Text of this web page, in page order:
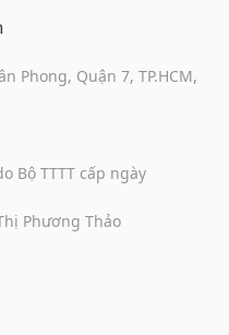
Phong, Quận 7, TP.HCM,
Bộ TTTT cấp ngày
Phương Thảo